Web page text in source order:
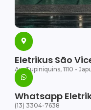
Eletrikus São
Av. Tupiniquins, 1110 -
Whatsapp
(13) 3304-7638